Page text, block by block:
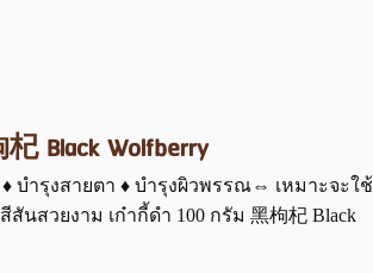
Black Wolfberry
บำรุงสายตา ♦ บำรุงผิวพรรณ⇔ เหมาะจะใช้
สันสวยงาม เก๋ากี้ดำ 100 กรัม 黑枸杞 Black